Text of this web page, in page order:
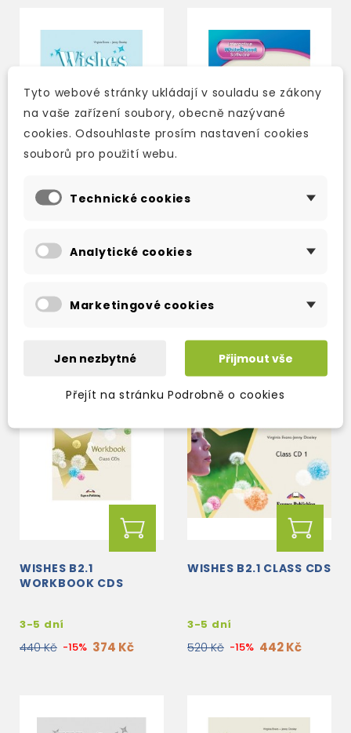
STUDENT'S BOOK
435 Kč -15% 370 Kč
WHITEBOARD
2 980 Kč 2 533 Kč
WISHES B2.1
WORKBOOK CDS
3-5 dní
440 Kč -15% 374 Kč
WISHES B2.1 CLASS CDS
3-5 dní
520 Kč -15% 442 Kč
Tyto webové stránky ukládají v souladu se zákony
na vaše zařízení soubory, obecně nazývané
cookies. Odsouhlaste prosím nastavení cookies
souborů pro použití webu.
Technické cookies
Analytické cookies
Marketingové cookies
Jen nezbytné Přijmout vše
Přejít na stránku Podrobně o cookies